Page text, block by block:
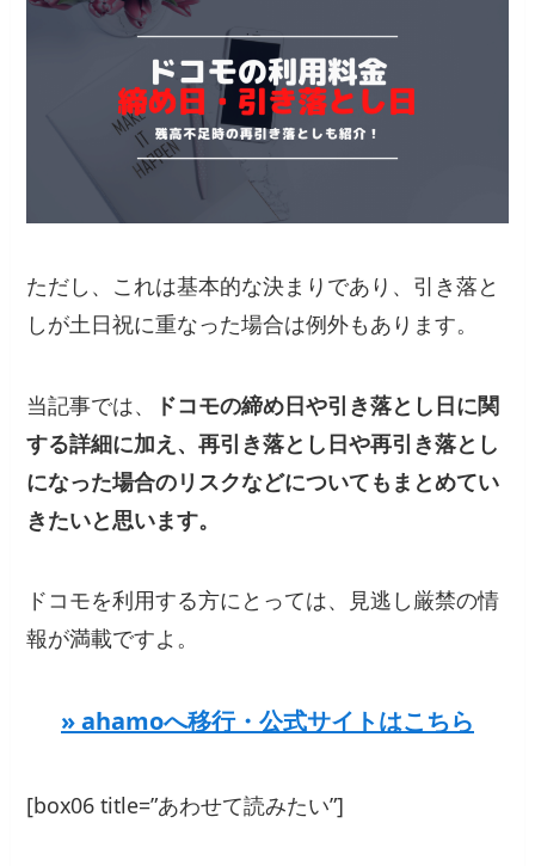
ただし、これは基本的な決まりであり、引き落と
しが土日祝に重なった場合は例外もあります。
当記事では、
ドコモの締め日や引き落とし日に関
する詳細に加え、再引き落とし日や再引き落とし
になった場合のリスクなどについてもまとめてい
きたいと思います。
ドコモを利用する方にとっては、見逃し厳禁の情
報が満載ですよ。
» ahamoへ移行・公式サイトはこちら
[box06 title=”あわせて読みたい”]